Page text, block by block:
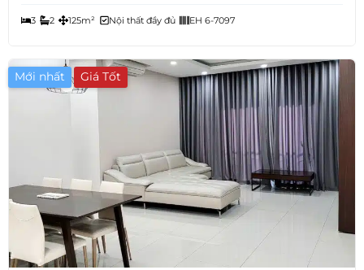
3 2 125m² Nội thất đầy đủ EH 6-7097
Mới nhất